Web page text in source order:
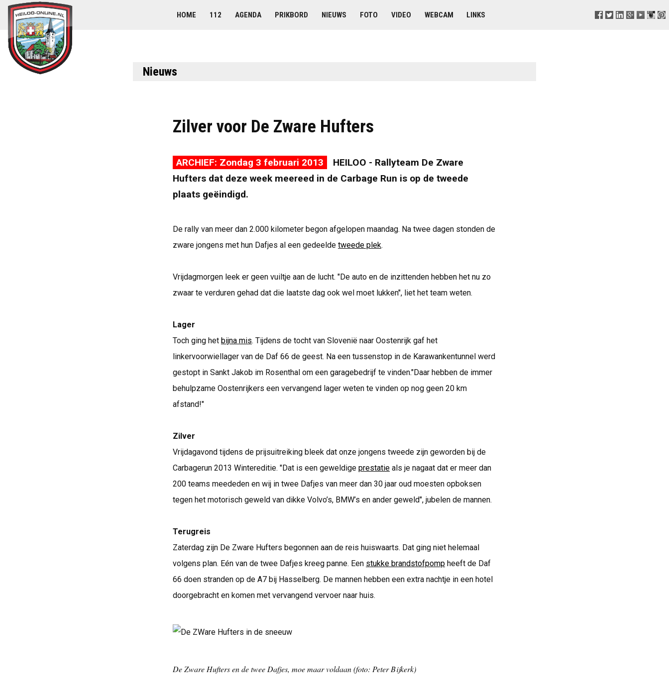
HOME 112 AGENDA PRIKBORD NIEUWS FOTO VIDEO WEBCAM LINKS
Nieuws
Zilver voor De Zware Hufters
ARCHIEF: Zondag 3 februari 2013
HEILOO - Rallyteam De Zware
Hufters dat deze week meereed in de Carbage Run is op de tweede
plaats geëindigd.
De rally van meer dan 2.000 kilometer begon afgelopen maandag. Na twee dagen stonden de
zware jongens met hun Dafjes al een gedeelde tweede plek.
Vrijdagmorgen leek er geen vuiltje aan de lucht. "De auto en de inzittenden hebben het nu zo
zwaar te verduren gehad dat die laatste dag ook wel moet lukken", liet het team weten.
Lager
Toch ging het bijna mis. Tijdens de tocht van Slovenië naar Oostenrijk gaf het
linkervoorwiellager van de Daf 66 de geest. Na een tussenstop in de Karawankentunnel werd
gestopt in Sankt Jakob im Rosenthal om een garagebedrijf te vinden."Daar hebben de immer
behulpzame Oostenrijkers een vervangend lager weten te vinden op nog geen 20 km
afstand!"
Zilver
Vrijdagavond tijdens de prijsuitreiking bleek dat onze jongens tweede zijn geworden bij de
Carbagerun 2013 Wintereditie. "Dat is een geweldige prestatie als je nagaat dat er meer dan
200 teams meededen en wij in twee Dafjes van meer dan 30 jaar oud moesten opboksen
tegen het motorisch geweld van dikke Volvo’s, BMW’s en ander geweld", jubelen de mannen.
Terugreis
Zaterdag zijn De Zware Hufters begonnen aan de reis huiswaarts. Dat ging niet helemaal
volgens plan. Eén van de twee Dafjes kreeg panne. Een stukke brandstofpomp heeft de Daf
66 doen stranden op de A7 bij Hasselberg. De mannen hebben een extra nachtje in een hotel
doorgebracht en komen met vervangend vervoer naar huis.
De Zware Hufters en de twee Dafjes, moe maar voldaan (foto: Peter Bijkerk)